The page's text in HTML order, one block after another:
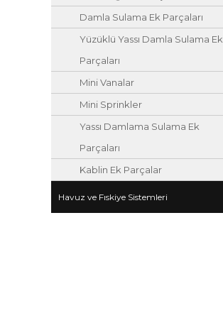
Damla Sulama Ek Parçaları
Yüzüklü Yassı Damla Sulama Ek
Parçaları
Mini Vanalar
Mini Sprinkler
Yassı Damlama Sulama Ek
Parçaları
Kablin Ek Parçalar
Havuz ve Fıskiye Sistemleri